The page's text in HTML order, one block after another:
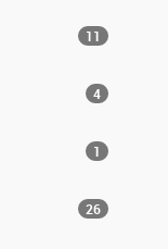
11
4
1
26